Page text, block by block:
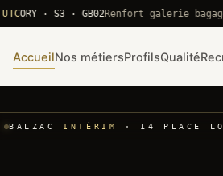
· S3 · GB02 Renfort galerie bagages ·
AccueilNos métiersProfilsQualité
BALZAC INTÉRIM · 14 PLACE